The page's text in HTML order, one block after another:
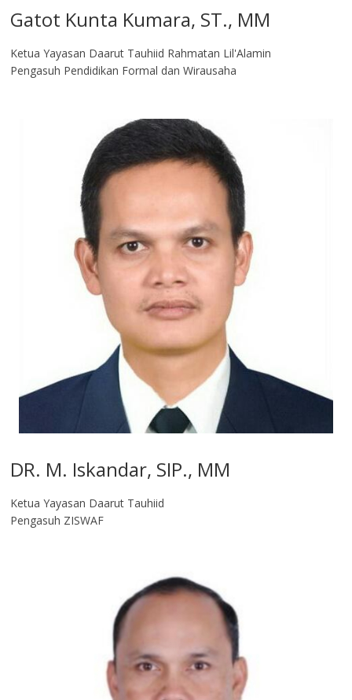
Gatot Kunta Kumara, ST., MM
Ketua Yayasan Daarut Tauhiid Rahmatan Lil'Alamin
Pengasuh Pendidikan Formal dan Wirausaha
DR. M. Iskandar, SIP., MM
Ketua Yayasan Daarut Tauhiid
Pengasuh ZISWAF